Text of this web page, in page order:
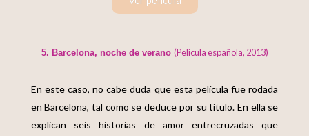
5. Barcelona, noche de verano (Película española, 2013)
En este caso, no cabe duda que esta película fue rodada
en Barcelona, tal como se deduce por su título. En ella se
explican seis historias de amor entrecruzadas que